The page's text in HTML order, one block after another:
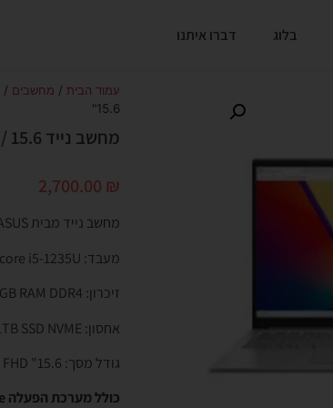
בלוג דברו איתנו
עמוד הבית / מחשבים /
15.6"
מחשב נייד ASUS Vivobook I5/ 16GBDDR4/ 1TBSSD/ 15.6"
2,700.00 ₪
מחשב נייד מבית ASUS דגם vivobook
מעבד: intel core i5-1235U
זיכרון: 16GB RAM DDR4
אחסון: 1TB SSD NVME
גודל מסך: 15.6" FHD
כולל מערכת הפעלה windows 11 home